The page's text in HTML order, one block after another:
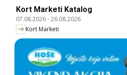
Kort Marketi Katalog
07.08.2026-26.08.2026
Kort Marketi